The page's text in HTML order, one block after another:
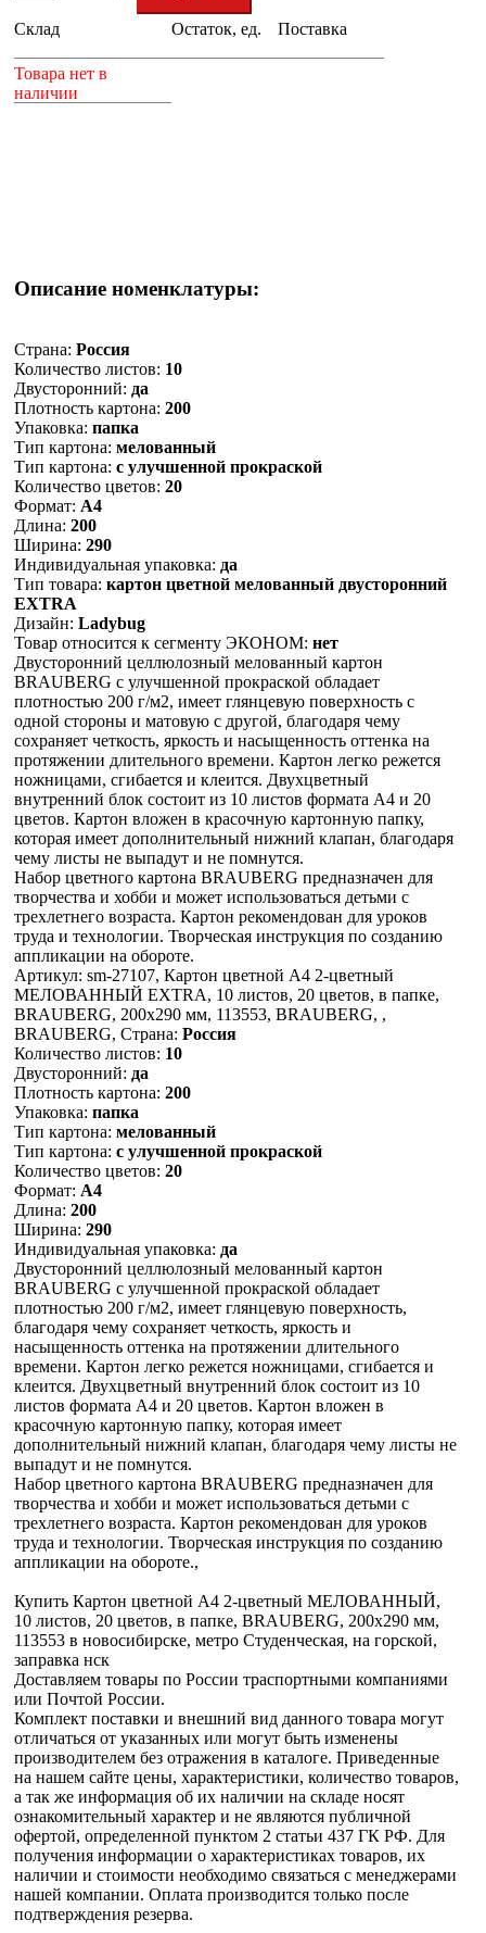
+
Склад Остаток, ед. Поставка
Товара нет в
наличии
Описание номенклатуры:
Страна: Россия
Количество листов: 10
Двусторонний: да
Плотность картона: 200
Упаковка: папка
Тип картона: мелованный
Тип картона: с улучшенной прокраской
Количество цветов: 20
Формат: А4
Длина: 200
Ширина: 290
Индивидуальная упаковка: да
Тип товара: картон цветной мелованный двусторонний
EXTRA
Дизайн: Ladybug
Товар относится к сегменту ЭКОНОМ: нет
Двусторонний целлюлозный мелованный картон
BRAUBERG с улучшенной прокраской обладает
плотностью 200 г/м2, имеет глянцевую поверхность с
одной стороны и матовую с другой, благодаря чему
сохраняет четкость, яркость и насыщенность оттенка на
протяжении длительного времени. Картон легко режется
ножницами, сгибается и клеится. Двухцветный
внутренний блок состоит из 10 листов формата А4 и 20
цветов. Картон вложен в красочную картонную папку,
которая имеет дополнительный нижний клапан, благодаря
чему листы не выпадут и не помнутся.
Набор цветного картона BRAUBERG предназначен для
творчества и хобби и может использоваться детьми с
трехлетнего возраста. Картон рекомендован для уроков
труда и технологии. Творческая инструкция по созданию
аппликации на обороте.
Артикул: sm-27107, Картон цветной А4 2-цветный
МЕЛОВАННЫЙ EXTRA, 10 листов, 20 цветов, в папке,
BRAUBERG, 200х290 мм, 113553, BRAUBERG, ,
BRAUBERG, Страна: Россия
Количество листов: 10
Двусторонний: да
Плотность картона: 200
Упаковка: папка
Тип картона: мелованный
Тип картона: с улучшенной прокраской
Количество цветов: 20
Формат: А4
Длина: 200
Ширина: 290
Индивидуальная упаковка: да
Двусторонний целлюлозный мелованный картон
BRAUBERG с улучшенной прокраской обладает
плотностью 200 г/м2, имеет глянцевую поверхность,
благодаря чему сохраняет четкость, яркость и
насыщенность оттенка на протяжении длительного
времени. Картон легко режется ножницами, сгибается и
клеится. Двухцветный внутренний блок состоит из 10
листов формата А4 и 20 цветов. Картон вложен в
красочную картонную папку, которая имеет
дополнительный нижний клапан, благодаря чему листы не
выпадут и не помнутся.
Набор цветного картона BRAUBERG предназначен для
творчества и хобби и может использоваться детьми с
трехлетнего возраста. Картон рекомендован для уроков
труда и технологии. Творческая инструкция по созданию
аппликации на обороте.,
Купить Картон цветной А4 2-цветный МЕЛОВАННЫЙ,
10 листов, 20 цветов, в папке, BRAUBERG, 200х290 мм,
113553 в новосибирске, метро Студенческая, на горской,
заправка нск
Доставляем товары по России траспортными компаниями
или Почтой России.
Комплект поставки и внешний вид данного товара могут
отличаться от указанных или могут быть изменены
производителем без отражения в каталоге. Приведенные
на нашем сайте цены, характеристики, количество товаров,
а так же информация об их наличии на складе носят
ознакомительный характер и не являются публичной
офертой, определенной пунктом 2 статьи 437 ГК РФ. Для
получения информации о характеристиках товаров, их
наличии и стоимости необходимо связаться с менеджерами
нашей компании. Оплата производится только после
подтверждения резерва.